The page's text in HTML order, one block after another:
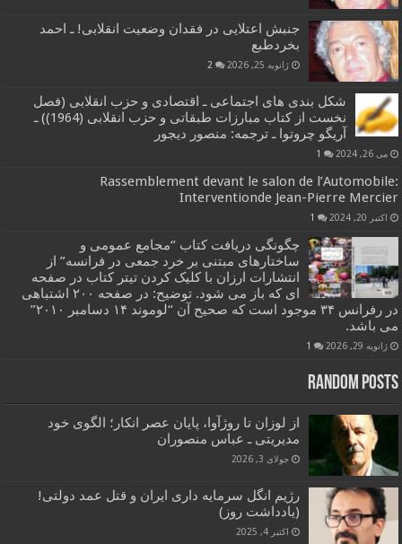
جنبش اعتلایی در فقدان وضعیت انقلابی! ـ احمد
بخردطبع
ژانویه 25, 2026 2
شکل بندی های اجتماعی ـ اقتصادی و حزب انقلابی (فصل
نخست از کتاب مبارزات طبقاتی و حزب انقلابی (1964)) ـ
آریگو چروتوا ـ ترجمه: منصور دیجور
می 26, 2024 1
Rassemblement devant le salon de l’Automobile:
Interventionde Jean-Pierre Mercier
اکتبر 20, 2024 1
چگونگی دریافت کتاب “مجامع عمومی و
ساختارهای مبتنی بر خرد جمعی در فرانسه” از
انتشارات ارزان با کلیک کردن تیتر کتاب در صفحه
ای که باز می شود. توضیح: در صفحه ۲۰۰ اشتباهی
در رفرانس ۳۴ موجود است که صحیح آن “لوموند ۱۴ دسامبر ۲۰۱۰”
می باشد.
ژانویه 29, 2026 1
Random Posts
از لوزان تا روژآوا، پایان عصر انکار؛ الگوی خود
مدیریتی ـ عباس منصوران
جولای 3, 2026
رژیم انگل سرمایه داری ایران و قتل عمد دولتی!
(یادداشت روز)
اکتبر 4, 2025